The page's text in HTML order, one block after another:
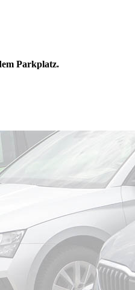
Parkplatz.